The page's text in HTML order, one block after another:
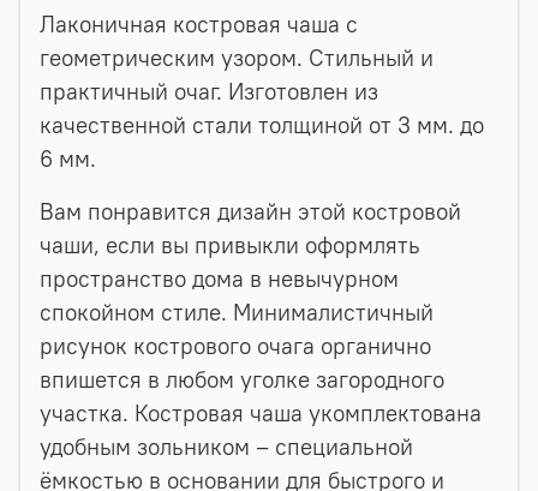
Лаконичная костровая чаша с
геометрическим узором. Стильный и
практичный очаг. Изготовлен из
качественной стали толщиной от 3 мм. до
6 мм.
Вам понравится дизайн этой костровой
чаши, если вы привыкли оформлять
пространство дома в невычурном
спокойном стиле. Минималистичный
рисунок кострового очага органично
впишется в любом уголке загородного
участка. Костровая чаша укомплектована
удобным зольником – специальной
ёмкостью в основании для быстрого и